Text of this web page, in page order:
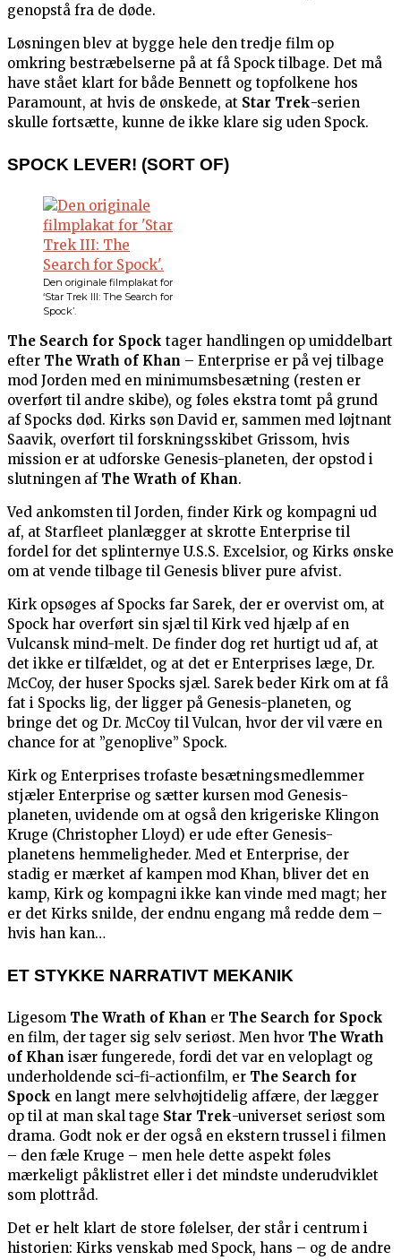
genopstå fra de døde.
Løsningen blev at bygge hele den tredje film op
omkring bestræbelserne på at få Spock tilbage. Det må
have stået klart for både Bennett og topfolkene hos
Paramount, at hvis de ønskede, at Star Trek-serien
skulle fortsætte, kunne de ikke klare sig uden Spock.
SPOCK LEVER! (SORT OF)
Den originale filmplakat for
‘Star Trek III: The Search for
Spock’.
The Search for Spock tager handlingen op umiddelbart
efter The Wrath of Khan – Enterprise er på vej tilbage
mod Jorden med en minimumsbesætning (resten er
overført til andre skibe), og føles ekstra tomt på grund
af Spocks død. Kirks søn David er, sammen med løjtnant
Saavik, overført til forskningsskibet Grissom, hvis
mission er at udforske Genesis-planeten, der opstod i
slutningen af The Wrath of Khan.
Ved ankomsten til Jorden, finder Kirk og kompagni ud
af, at Starfleet planlægger at skrotte Enterprise til
fordel for det splinternye U.S.S. Excelsior, og Kirks ønske
om at vende tilbage til Genesis bliver pure afvist.
Kirk opsøges af Spocks far Sarek, der er overvist om, at
Spock har overført sin sjæl til Kirk ved hjælp af en
Vulcansk mind-melt. De finder dog ret hurtigt ud af, at
det ikke er tilfældet, og at det er Enterprises læge, Dr.
McCoy, der huser Spocks sjæl. Sarek beder Kirk om at få
fat i Spocks lig, der ligger på Genesis-planeten, og
bringe det og Dr. McCoy til Vulcan, hvor der vil være en
chance for at ”genoplive” Spock.
Kirk og Enterprises trofaste besætningsmedlemmer
stjæler Enterprise og sætter kursen mod Genesis-
planeten, uvidende om at også den krigeriske Klingon
Kruge (Christopher Lloyd) er ude efter Genesis-
planetens hemmeligheder. Med et Enterprise, der
stadig er mærket af kampen mod Khan, bliver det en
kamp, Kirk og kompagni ikke kan vinde med magt; her
er det Kirks snilde, der endnu engang må redde dem –
hvis han kan…
ET STYKKE NARRATIVT MEKANIK
Ligesom The Wrath of Khan er The Search for Spock
en film, der tager sig selv seriøst. Men hvor The Wrath
of Khan især fungerede, fordi det var en veloplagt og
underholdende sci-fi-actionfilm, er The Search for
Spock en langt mere selvhøjtidelig affære, der lægger
op til at man skal tage Star Trek-universet seriøst som
drama. Godt nok er der også en ekstern trussel i filmen
– den fæle Kruge – men hele dette aspekt føles
mærkeligt påklistret eller i det mindste underudviklet
som plottråd.
Det er helt klart de store følelser, der står i centrum i
historien: Kirks venskab med Spock, hans – og de andre